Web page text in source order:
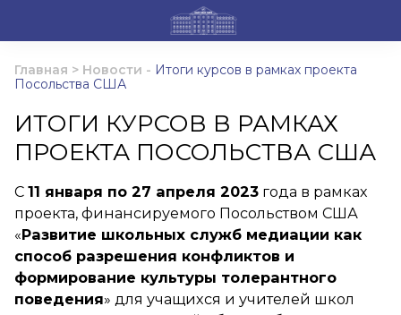
Главная > Новости - Итоги курсов в рамках проекта
Посольства США
ИТОГИ КУРСОВ В РАМКАХ
ПРОЕКТА ПОСОЛЬСТВА США
С 11 января по 27 апреля 2023 года в рамках
проекта, финансируемого Посольством США
«Развитие школьных служб медиации как
способ разрешения конфликтов и
формирование культуры толерантного
поведения» для учащихся и учителей школ